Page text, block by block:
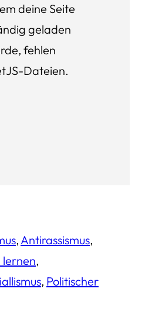
deine Seite
geladen
fehlen
Dateien.
, Antirassismus
, Politischer